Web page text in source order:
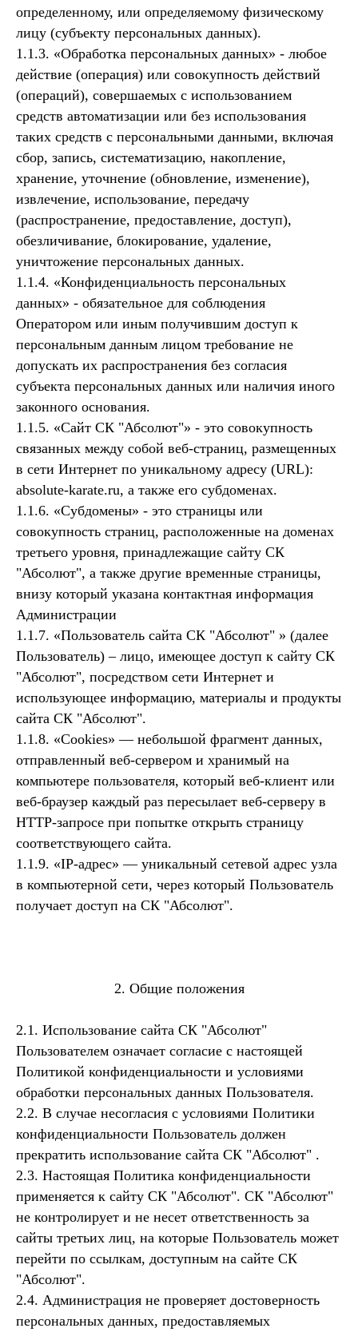
определенному, или определяемому физическому
лицу (субъекту персональных данных).
1.1.3. «Обработка персональных данных» - любое
действие (операция) или совокупность действий
(операций), совершаемых с использованием
средств автоматизации или без использования
таких средств с персональными данными, включая
сбор, запись, систематизацию, накопление,
хранение, уточнение (обновление, изменение),
извлечение, использование, передачу
(распространение, предоставление, доступ),
обезличивание, блокирование, удаление,
уничтожение персональных данных.
1.1.4. «Конфиденциальность персональных
данных» - обязательное для соблюдения
Оператором или иным получившим доступ к
персональным данным лицом требование не
допускать их распространения без согласия
субъекта персональных данных или наличия иного
законного основания.
1.1.5. «Сайт СК "Абсолют"» - это совокупность
связанных между собой веб-страниц, размещенных
в сети Интернет по уникальному адресу (URL):
absolute-karate.ru, а также его субдоменах.
1.1.6. «Субдомены» - это страницы или
совокупность страниц, расположенные на доменах
третьего уровня, принадлежащие сайту СК
"Абсолют", а также другие временные страницы,
внизу который указана контактная информация
Администрации
1.1.7. «Пользователь сайта СК "Абсолют" » (далее
Пользователь) – лицо, имеющее доступ к сайту СК
"Абсолют", посредством сети Интернет и
использующее информацию, материалы и продукты
сайта СК "Абсолют".
1.1.8. «Cookies» — небольшой фрагмент данных,
отправленный веб-сервером и хранимый на
компьютере пользователя, который веб-клиент или
веб-браузер каждый раз пересылает веб-серверу в
HTTP-запросе при попытке открыть страницу
соответствующего сайта.
1.1.9. «IP-адрес» — уникальный сетевой адрес узла
в компьютерной сети, через который Пользователь
получает доступ на СК "Абсолют".
2. Общие положения
2.1. Использование сайта СК "Абсолют"
Пользователем означает согласие с настоящей
Политикой конфиденциальности и условиями
обработки персональных данных Пользователя.
2.2. В случае несогласия с условиями Политики
конфиденциальности Пользователь должен
прекратить использование сайта СК "Абсолют" .
2.3. Настоящая Политика конфиденциальности
применяется к сайту СК "Абсолют". СК "Абсолют"
не контролирует и не несет ответственность за
сайты третьих лиц, на которые Пользователь может
перейти по ссылкам, доступным на сайте СК
"Абсолют".
2.4. Администрация не проверяет достоверность
персональных данных, предоставляемых